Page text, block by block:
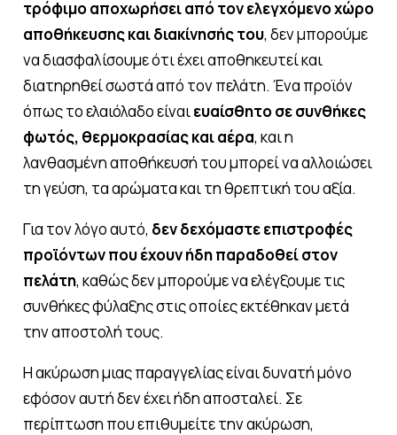
τρόφιμο αποχωρήσει από τον ελεγχόμενο χώρο
αποθήκευσης και διακίνησής του, δεν μπορούμε
να διασφαλίσουμε ότι έχει αποθηκευτεί και
διατηρηθεί σωστά από τον πελάτη. Ένα προϊόν
όπως το ελαιόλαδο είναιευαίσθητο σε συνθήκες
φωτός, θερμοκρασίας και αέρα, και η
λανθασμένη αποθήκευσή του μπορεί να αλλοιώσει
τη γεύση, τα αρώματα και τη θρεπτική του αξία.
Για τον λόγο αυτό, δεν δεχόμαστε επιστροφές
προϊόντων που έχουν ήδη παραδοθεί στον
πελάτη, καθώς δεν μπορούμε να ελέγξουμε τις
συνθήκες φύλαξης στις οποίες εκτέθηκαν μετά
την αποστολή τους.
Η ακύρωση μιας παραγγελίας είναι δυνατή μόνο
εφόσον αυτή δεν έχει ήδη αποσταλεί. Σε
περίπτωση που επιθυμείτε την ακύρωση,